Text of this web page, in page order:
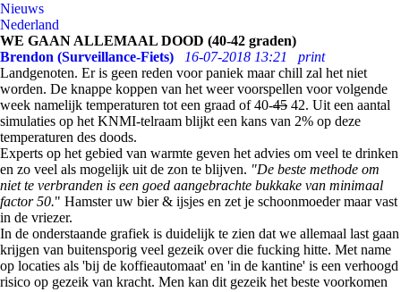
Nieuws
Nederland
WE GAAN ALLEMAAL DOOD (40-42 graden)
Brendon (Surveillance-Fiets)
16-07-2018 13:21
print
Landgenoten. Er is geen reden voor paniek maar chill zal het niet
worden. De knappe koppen van het weer voorspellen voor volgende
week namelijk temperaturen tot een graad of 40-45 42. Uit een aantal
simulaties op het KNMI-telraam blijkt een kans van 2% op deze
temperaturen des doods.
Experts op het gebied van warmte geven het advies om veel te drinken
en zo veel als mogelijk uit de zon te blijven. "De beste methode om
niet te verbranden is een goed aangebrachte bukkake van minimaal
factor 50." Hamster uw bier & ijsjes en zet je schoonmoeder maar vast
in de vriezer.
In de onderstaande grafiek is duidelijk te zien dat we allemaal last gaan
krijgen van buitensporig veel gezeik over die fucking hitte. Met name
op locaties als 'bij de koffieautomaat' en 'in de kantine' is een verhoogd
risico op gezeik van kracht. Men kan dit gezeik het beste voorkomen